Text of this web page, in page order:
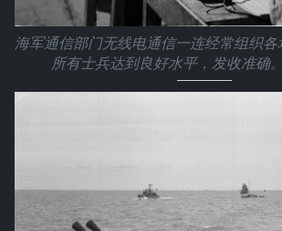
海军通信部门无线电通信一连经常组织
所有士兵达到良好水平，发收准确